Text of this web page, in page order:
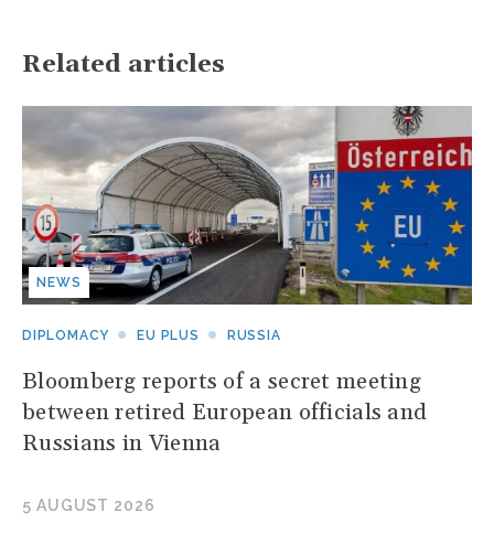
Related articles
NEWS
DIPLOMACY EU PLUS RUSSIA
Bloomberg reports of a secret meeting
between retired European officials and
Russians in Vienna
5 AUGUST 2026